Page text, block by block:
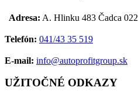
Adresa: A. Hlinku 483 Čadca 022
Telefón: 041/43 35 519
E-mail: info@autoprofitgroup.sk
UŽITOČNÉ ODKAZY